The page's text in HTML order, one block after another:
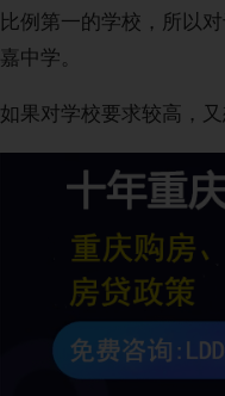
比例第一的学校，所以
嘉中学。
如果对学校要求较高，